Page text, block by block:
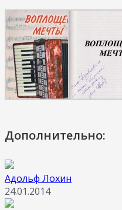
Дополнительно:
Адольф Лохин
24.01.2014